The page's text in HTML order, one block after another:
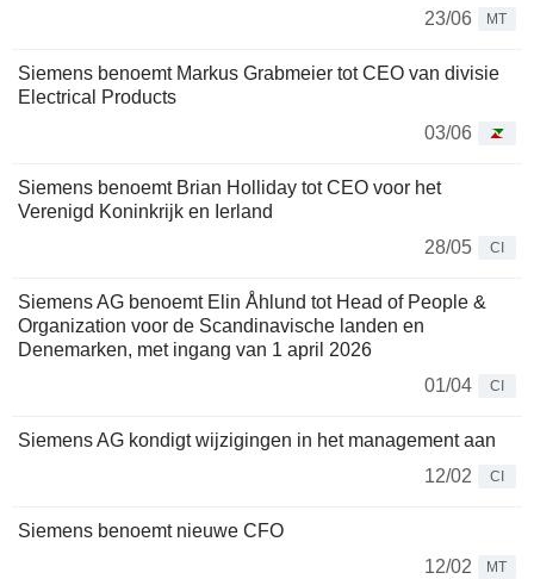
23/06
MT
Siemens benoemt Markus Grabmeier tot CEO van divisie
Electrical Products
03/06
Siemens benoemt Brian Holliday tot CEO voor het
Verenigd Koninkrijk en Ierland
28/05
CI
Siemens AG benoemt Elin Åhlund tot Head of People &
Organization voor de Scandinavische landen en
Denemarken, met ingang van 1 april 2026
01/04
CI
Siemens AG kondigt wijzigingen in het management aan
12/02
CI
Siemens benoemt nieuwe CFO
12/02
MT